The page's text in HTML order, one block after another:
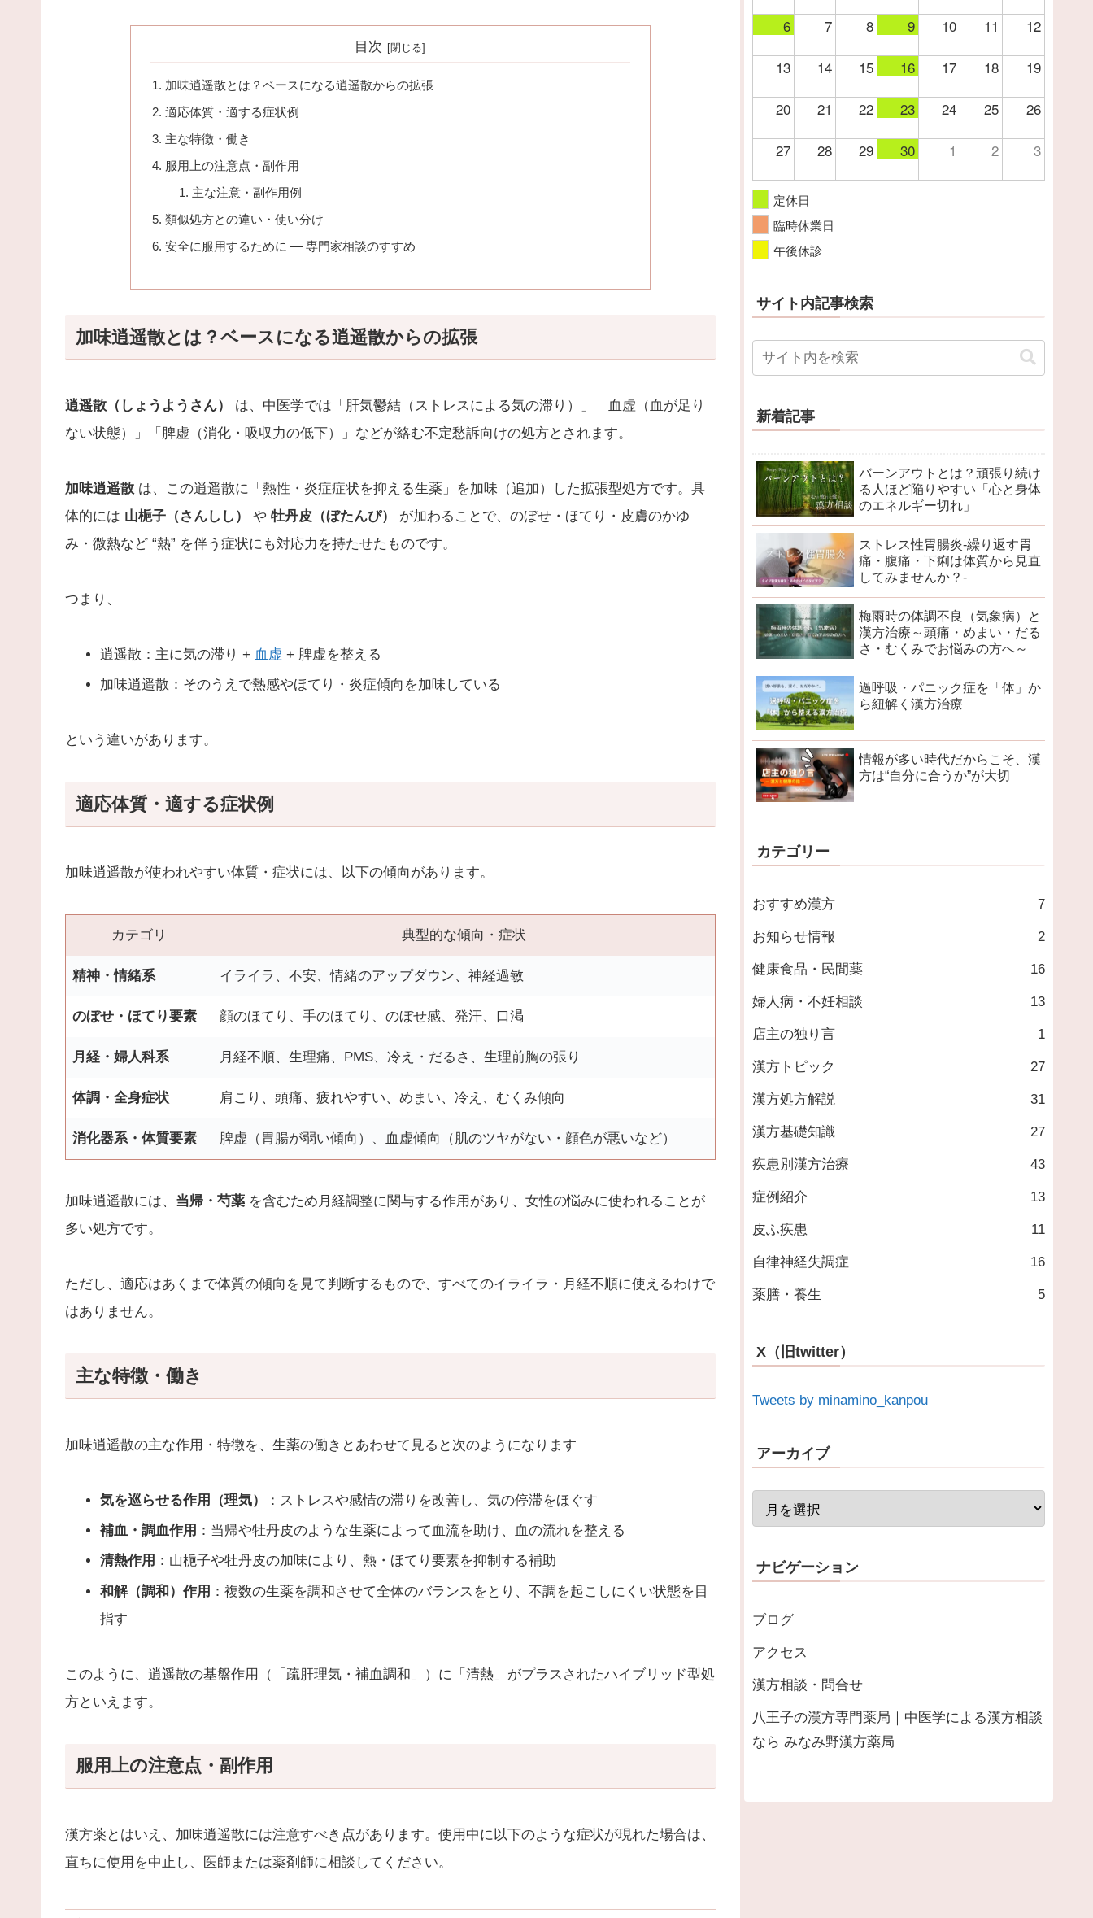
目次
加味逍遥散とは？ベースになる逍遥散からの拡張
適応体質・適する症状例
主な特徴・働き
服用上の注意点・副作用
主な注意・副作用例
類似処方との違い・使い分け
安全に服用するために — 専門家相談のすすめ
加味逍遥散とは？ベースになる逍遥散からの拡張
逍遥散（しょうようさん）
は、中医学では「肝気鬱結（ストレスによる気の滞り）」「血虚（血が足り
ない状態）」「脾虚（消化・吸収力の低下）」などが絡む不定愁訴向けの処方とされます。
加味逍遥散は、この逍遥散に「熱性・炎症症状を抑える生薬」を加味（追加）した拡張型処方です。具
体的には 山梔子（さんしし） や 牡丹皮（ぼたんぴ）
が加わることで、のぼせ・ほてり・皮膚のかゆ
み・微熱など “熱” を伴う症状にも対応力を持たせたものです。
つまり、
逍遥散：主に気の滞り + 血虚 + 脾虚を整える
加味逍遥散：そのうえで熱感やほてり・炎症傾向を加味している
という違いがあります。
適応体質・適する症状例
加味逍遥散が使われやすい体質・症状には、以下の傾向があります。
カテゴリ 典型的な傾向・症状
精神・情緒系 イライラ、不安、情緒のアップダウン、神経過敏
のぼせ・ほてり要素 顔のほてり、手のほてり、のぼせ感、発汗、口渇
月経・婦人科系 月経不順、生理痛、PMS、冷え・だるさ、生理前胸の張り
体調・全身症状 肩こり、頭痛、疲れやすい、めまい、冷え、むくみ傾向
消化器系・体質要素 脾虚（胃腸が弱い傾向）、血虚傾向（肌のツヤがない・顔色が悪いなど）
加味逍遥散には、 当帰・芍薬を含むため月経調整に関与する作用があり、女性の悩みに使われることが
多い処方です。
ただし、適応はあくまで体質の傾向を見て判断するもので、すべてのイライラ・月経不順に使えるわけで
はありません。
主な特徴・働き
加味逍遥散の主な作用・特徴を、生薬の働きとあわせて見ると次のようになります
気を巡らせる作用（理気）
：ストレスや感情の滞りを改善し、気の停滞をほぐす
補血・調血作用 ：当帰や牡丹皮のような生薬によって血流を助け、血の流れを整える
清熱作用 ：山梔子や牡丹皮の加味により、熱・ほてり要素を抑制する補助
和解（調和）作用 ：複数の生薬を調和させて全体のバランスをとり、不調を起こしにくい状態を目
指す
このように、逍遥散の基盤作用（「疏肝理気・補血調和」）に「清熱」がプラスされたハイブリッド型処
方といえます。
服用上の注意点・副作用
漢方薬とはいえ、加味逍遥散には注意すべき点があります。使用中に以下のような症状が現れた場合は、
直ちに使用を中止し、医師または薬剤師に相談してください。
6 7 8 9 10 11 12
13 14 15 16 17 18 19
20 21 22 23 24 25 26
27 28 29 30 1 2 3
定休日
臨時休業日
午後休診
サイト内記事検索
新着記事
バーンアウトとは？頑張り続け
る人ほど陥りやすい「心と身体
のエネルギー切れ」
ストレス性胃腸炎-繰り返す胃
痛・腹痛・下痢は体質から見直
してみませんか？-
梅雨時の体調不良（気象病）と
漢方治療～頭痛・めまい・だる
さ・むくみでお悩みの方へ～
過呼吸・パニック症を「体」か
ら紐解く漢方治療
情報が多い時代だからこそ、漢
方は“自分に合うか”が大切
カテゴリー
おすすめ漢方 7
お知らせ情報 2
健康食品・民間薬 16
婦人病・不妊相談 13
店主の独り言 1
漢方トピック 27
漢方処方解説 31
漢方基礎知識 27
疾患別漢方治療 43
症例紹介 13
皮ふ疾患 11
自律神経失調症 16
薬膳・養生 5
X（旧twitter）
Tweets by minamino_kanpou
アーカイブ
ナビゲーション
ブログ
アクセス
漢方相談・問合せ
八王子の漢方専門薬局｜中医学による漢方相談
なら みなみ野漢方薬局